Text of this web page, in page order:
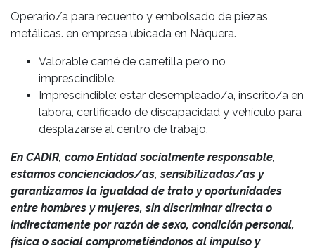
Operario/a para recuento y embolsado de piezas
metálicas. en empresa ubicada en Náquera.
Valorable carné de carretilla pero no
imprescindible.
Imprescindible: estar desempleado/a, inscrito/a en
labora, certificado de discapacidad y vehículo para
desplazarse al centro de trabajo.
En CADIR, como Entidad socialmente responsable,
estamos concienciados/as, sensibilizados/as y
garantizamos la igualdad de trato y oportunidades
entre hombres y mujeres, sin discriminar directa o
indirectamente por razón de sexo, condición personal,
física o social comprometiéndonos al impulso y